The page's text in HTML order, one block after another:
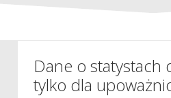
Dane o statystach
tylko dla